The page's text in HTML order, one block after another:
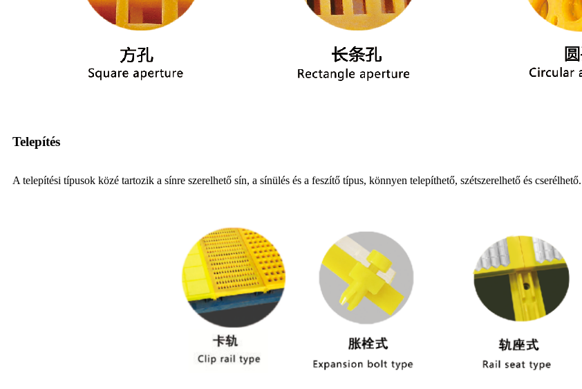
Telepítés
A telepítési típusok közé tartozik a sínre szerelhető sín, a sínülés és a feszítő típus, könnyen telepíthető, szétszerelhető és cserélhető.